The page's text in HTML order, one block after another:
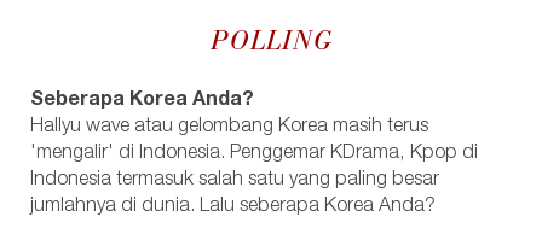
POLLING
Seberapa Korea Anda?
Hallyu wave atau gelombang Korea masih terus
'mengalir' di Indonesia. Penggemar KDrama, Kpop di
Indonesia termasuk salah satu yang paling besar
jumlahnya di dunia. Lalu seberapa Korea Anda?